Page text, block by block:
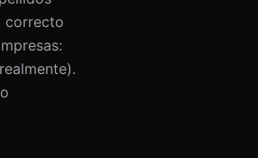
correcto